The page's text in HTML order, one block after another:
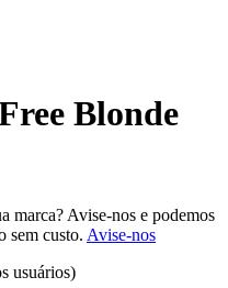
Blonde
marca? Avise-nos e podemos
sem custo. Avise-nos
usuários)